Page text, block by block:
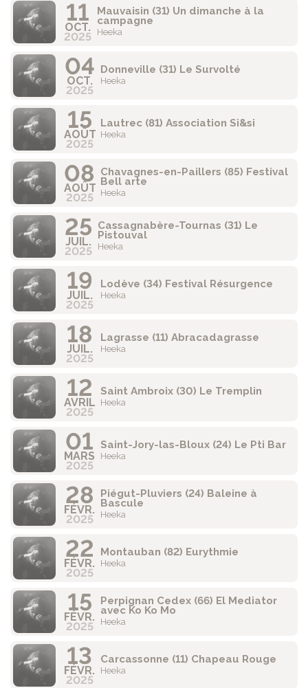
11
OCT.
2025
Mauvaisin (31) Un dimanche à la
campagne
Heeka
04
OCT.
2025
Donneville (31) Le Survolté
Heeka
15
AOÛT
2025
Lautrec (81) Association Si&si
Heeka
08
AOÛT
2025
Chavagnes-en-Paillers (85) Festival
Bell arte
Heeka
25
JUIL.
2025
Cassagnabère-Tournas (31) Le
Pistouval
Heeka
19
JUIL.
2025
Lodève (34) Festival Résurgence
Heeka
18
JUIL.
2025
Lagrasse (11) Abracadagrasse
Heeka
12
AVRIL
2025
Saint Ambroix (30) Le Tremplin
Heeka
01
MARS
2025
Saint-Jory-las-Bloux (24) Le Pti Bar
Heeka
28
FÉVR.
2025
Piégut-Pluviers (24) Baleine à
Bascule
Heeka
22
FÉVR.
2025
Montauban (82) Eurythmie
Heeka
15
FÉVR.
2025
Perpignan Cedex (66) El Mediator
avec Ko Ko Mo
Heeka
13
FÉVR.
2025
Carcassonne (11) Chapeau Rouge
Heeka